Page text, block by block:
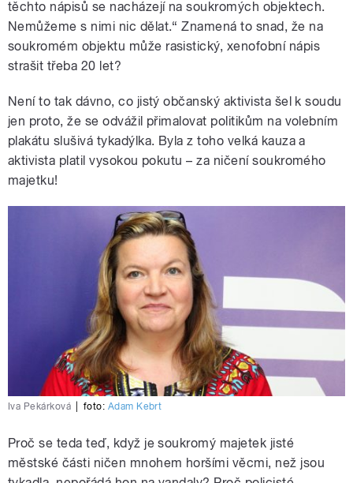
těchto nápisů se nacházejí na soukromých objektech.
Nemůžeme s nimi nic dělat.“ Znamená to snad, že na
soukromém objektu může rasistický, xenofobní nápis
strašit třeba 20 let?
Není to tak dávno, co jistý občanský aktivista šel k soudu
jen proto, že se odvážil přimalovat politikům na volebním
plakátu slušivá tykadýlka. Byla z toho velká kauza a
aktivista platil vysokou pokutu – za ničení soukromého
majetku!
Iva Pekárková foto: Adam Kebrt
Proč se teda teď, když je soukromý majetek jisté
městské části ničen mnohem horšími věcmi, než jsou